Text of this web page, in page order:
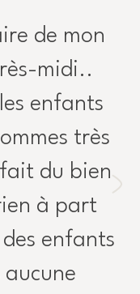
de mon
midi..
enfants
très
du bien
à part
enfants